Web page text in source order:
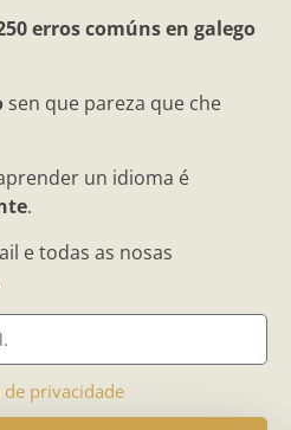
erros comúns en galego
sen que pareza que che
un idioma é
.
e todas as nosas
privacidade